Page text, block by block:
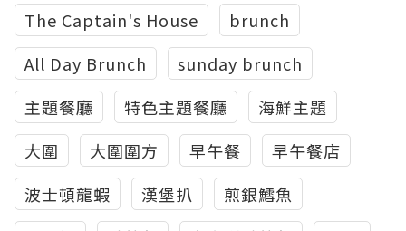
The Captain's House
brunch
All Day Brunch
sunday brunch
主題餐廳
特色主題餐廳
海鮮主題
大圍
大圍圍方 早午餐
早午餐店
波士頓龍蝦
漢堡扒
煎銀鱈魚